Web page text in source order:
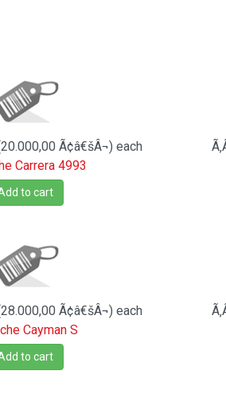
Ã¢â€šÂ¬) each
Carrera 4993
to cart
Ã¢â€šÂ¬) each
Cayman S
to cart